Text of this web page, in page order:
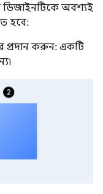
ডিজাইনটিকে অবশ্যই
হবে:
প্রদান করুন: একটি